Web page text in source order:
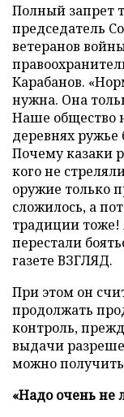
Полный запрет
председатель
ветеранов
Карабанов.
нужна. Она
Наше общество
деревнях
Почему казаки
кого не
оружие только
сложилось, а
традиции тоже!
перестали
газете ВЗГЛЯД.
При этом он
продолжать
контроль,
выдачи
можно получить
«Надо очень не